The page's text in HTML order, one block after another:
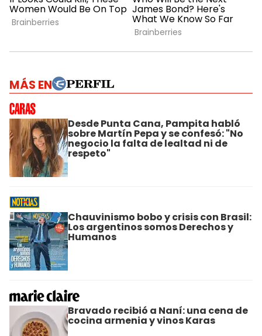
MÁS EN
Desde Punta Cana, Pampita habló
sobre Martín Pepa y se confesó: "No
negocio la falta de lealtad ni de
respeto"
Chauvinismo bobo y crisis con Brasil:
Los argentinos somos Derechos y
Humanos
Bravado recibió a Naní: una cena de
cocina armenia y vinos Karas